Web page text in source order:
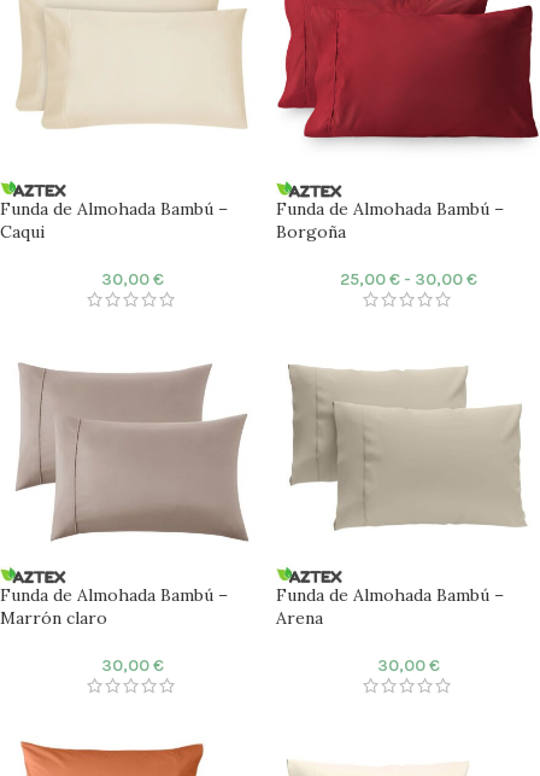
Funda de Almohada Bambú –
Caqui
30,00€
Funda de Almohada Bambú –
Borgoña
25,00€ - 30,00€
Funda de Almohada Bambú –
Marrón claro
30,00€
Funda de Almohada Bambú –
Arena
30,00€